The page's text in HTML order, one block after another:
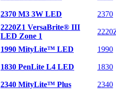
2370 M3 3W LED
2370
2220Z1 VersaBrite® III
LED Zone 1
1990 MityLite™ LED 1990
1830 PenLite L4 LED 1830
2340 MityLite™ Plus 2340